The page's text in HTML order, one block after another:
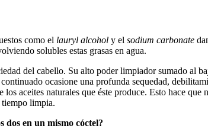
como el lauryl alcohol y el sodium carbonate
solubles estas grasas en agua.
del cabello. Su alto poder limpiador sumado al
ocasione una profunda sequedad,
aceites naturales que éste produce. Esto hace
tiempo limpia.
dos en un mismo cóctel?